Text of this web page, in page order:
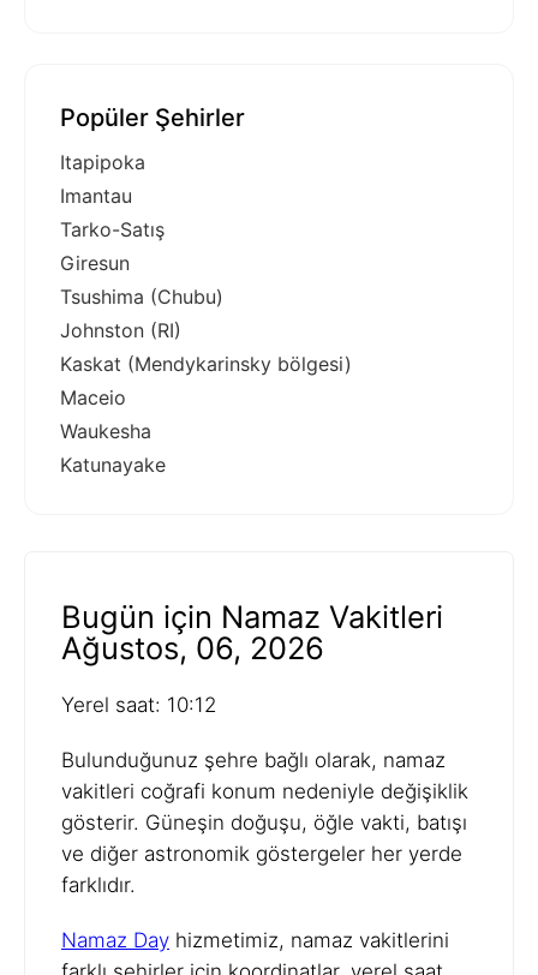
Popüler Şehirler
Itapipoka
Imantau
Tarko-Satış
Giresun
Tsushima (Chubu)
Johnston (RI)
Kaskat (Mendykarinsky bölgesi)
Maceio
Waukesha
Katunayake
Bugün için Namaz Vakitleri
Ağustos, 06, 2026
Yerel saat: 10:12
Bulunduğunuz şehre bağlı olarak, namaz
vakitleri coğrafi konum nedeniyle değişiklik
gösterir. Güneşin doğuşu, öğle vakti, batışı
ve diğer astronomik göstergeler her yerde
farklıdır.
Namaz Day hizmetimiz, namaz vakitlerini